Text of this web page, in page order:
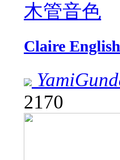
木管音色
Claire
2170